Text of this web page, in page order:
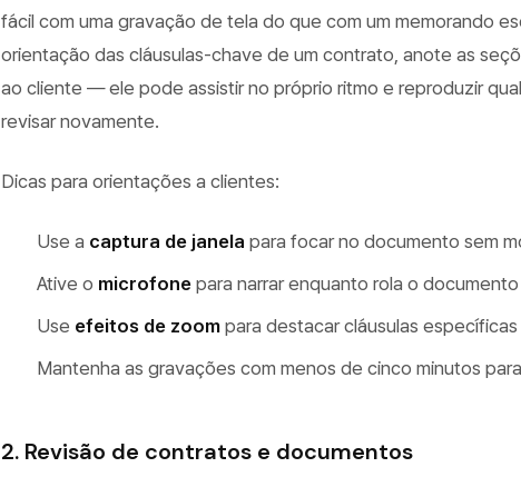
fácil com uma gravação de tela do que com um memorando
orientação das cláusulas-chave de um contrato, anote as
ao cliente — ele pode assistir no próprio ritmo e reproduzir
revisar novamente.
Dicas para orientações a clientes:
Use a captura de janela para focar no documento sem
Ative o microfone para narrar enquanto rola o documento
Use efeitos de zoom para destacar cláusulas
Mantenha as gravações com menos de cinco minutos
2. Revisão de contratos e documentos